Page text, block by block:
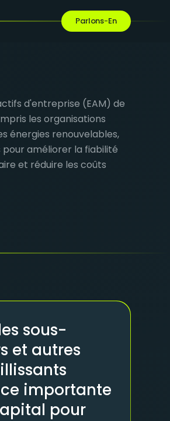
Parlons-En
d'entreprise (EAM) de
les organisations
énergies renouvelables,
améliorer la fiabilité
et réduire les coûts
sous-
et autres
importante
pour